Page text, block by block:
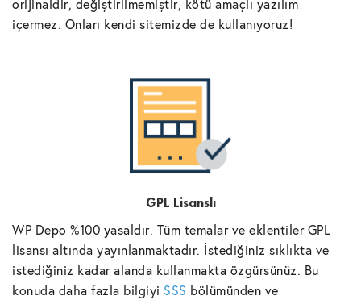
orijinaldir, değiştirilmemiştir, kötü amaçlı yazılım
içermez. Onları kendi sitemizde de kullanıyoruz!
GPL Lisanslı
WP Depo %100 yasaldır. Tüm temalar ve eklentiler GPL
lisansı altında yayınlanmaktadır. İstediğiniz sıklıkta ve
istediğiniz kadar alanda kullanmakta özgürsünüz. Bu
konuda daha fazla bilgiyi SSS bölümünden ve